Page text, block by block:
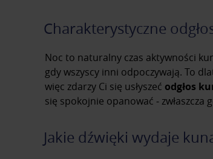
Charakterystyczne
Noc to naturalny czas aktywności
gdy wszyscy inni odpoczywają. To
więc zdarzy Ci się usłyszeć odgłos
się spokojnie opanować ‒
Jakie dźwięki wydaje